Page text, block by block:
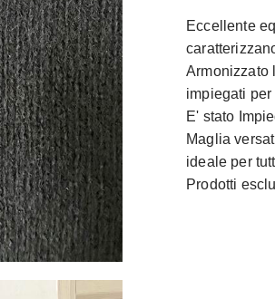
Eccellente
Armonizzato
impiegati
E' stato
Maglia
ideale per
Prodotti